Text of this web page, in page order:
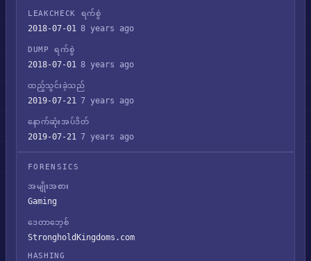
LEAKCHECK ရက်စွဲ
2018-07-01 8 years ago
DUMP ရက်စွဲ
2018-07-01 8 years ago
ထည့်သွင်းခဲ့သည်
2019-07-21 7 years ago
နောက်ဆုံးအပ်ဒိတ်
2019-07-21 7 years ago
FORENSICS
အမျိုးအစား
Gaming
ဒေတာဘေ့စ်
StrongholdKingdoms.com
HASHING